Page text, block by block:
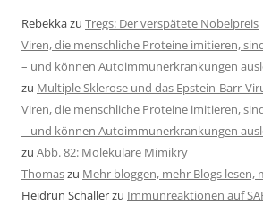
Rebekkazu Tregs: Der verspätete Nobelpreis
Viren, die menschliche Proteine imitieren,
– und können Autoimmunerkrankungen
zu Multiple Sklerose und das Epstein-Barr-
Viren, die menschliche Proteine imitieren,
– und können Autoimmunerkrankungen
zu Abb. 82: Molekulare Mimikry
Thomaszu Mehr bloggen, mehr Blogs
Heidrun Schallerzu Immunreaktionen auf